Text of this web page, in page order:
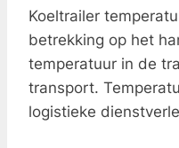
Koeltrailer
betrekking op het
temperatuur in de
transport.
logistieke